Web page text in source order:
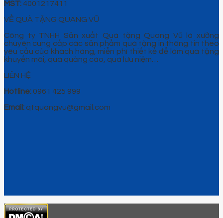
MST: 4001217411
VỀ QUÀ TẶNG QUANG VŨ
Công ty TNHH Sản xuất Quà tặng Quang Vũ là xưởng
chuyên cung cấp các sản phẩm quà tặng in thông tin theo
yêu cầu của khách hàng, miễn phí thiết kế để làm quà tặng
khuyến mãi, quà quảng cáo, quà lưu niệm…
LIÊN HỆ
Hotline: 0961 425 999
Email: qtquangvu@gmail.com